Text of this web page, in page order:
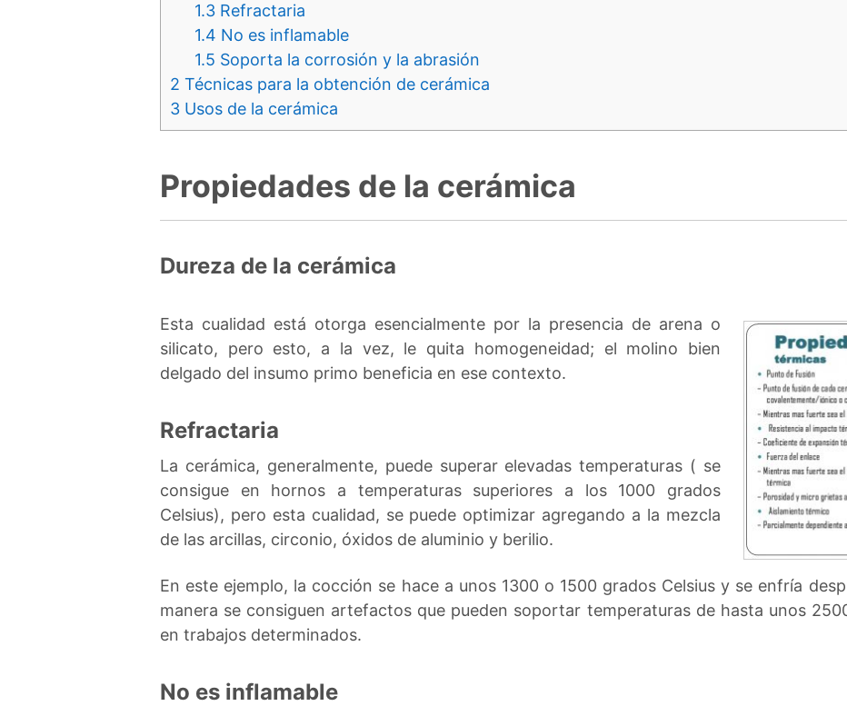
1.3 Refractaria
1.4 No es inflamable
1.5 Soporta la corrosión y la abrasión
2 Técnicas para la obtención de cerámica
3 Usos de la cerámica
Propiedades de la cerámica
Dureza de la cerámica
Esta cualidad está otorga esencialmente por la presencia de arena o
silicato, pero esto, a la vez, le quita homogeneidad; el molino bien
delgado del insumo primo beneficia en ese contexto.
Refractaria
La cerámica, generalmente, puede superar elevadas temperaturas ( se
consigue en hornos a temperaturas superiores a los 1000 grados
Celsius), pero esta cualidad, se puede optimizar agregando a la mezcla
de las arcillas, circonio, óxidos de aluminio y berilio.
En este ejemplo, la cocción se hace a unos 1300 o 1500 grados Celsius y se enfría
manera se consiguen artefactos que pueden soportar temperaturas de hasta unos
en trabajos determinados.
No es inflamable